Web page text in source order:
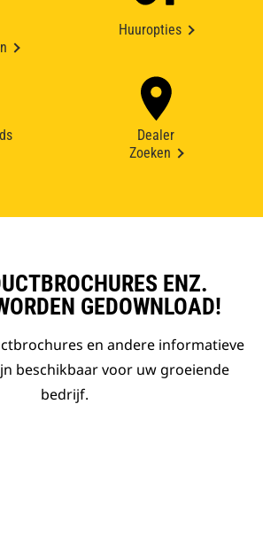
Huuropties
Dealer
Zoeken
ENZ.
GEDOWNLOAD!
en andere informatieve
beschikbaar voor uw groeiende
bedrijf.